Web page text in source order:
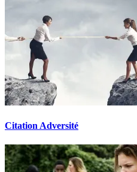
Citation Adversité